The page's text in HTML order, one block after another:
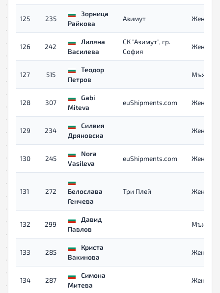
125 235
Зорница
Райкова
Азимут Жени
126 242
Лиляна
Василева
СК "Азимут", гр.
София
Жени
127 515
Теодор
Петров
Мъже
128 307
Gabi
Miteva
euShipments.com Жени
129 234
Силвия
Дряновска
Жени
130 245
Nora
Vasileva
euShipments.com Жени
131 272
Белослава
Генчева
Три Плей Жени
132 299
Давид
Павлов
Мъже
133 285
Криста
Вакинова
Жени
134 287
Симона
Митева
Жени